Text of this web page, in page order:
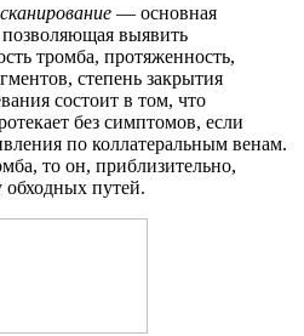
— основная
позволяющая выявить
тромба, протяженность,
степень закрытия
состоит в том, что
без симптомов, если
по коллатеральным венам.
то он, приблизительно,
обходных путей.